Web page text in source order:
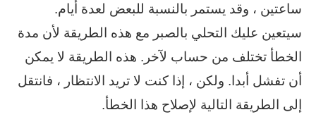
ساعتين ، وقد يستمر بالنسبة للبعض لعدة أيام.
سيتعين عليك التحلي بالصبر مع هذه الطريقة لأن مدة
الخطأ تختلف من حساب لآخر. هذه الطريقة لا يمكن
أن تفشل أبدا. ولكن ، إذا كنت لا تريد الانتظار ، فانتقل
إلى الطريقة التالية لإصلاح هذا الخطأ.